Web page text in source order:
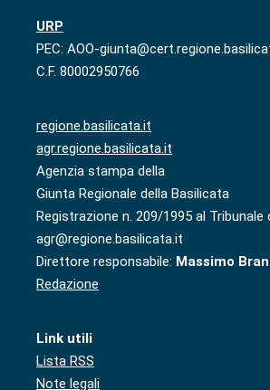
URP
PEC: AOO-
C.F. 80002950766
regione.basilicata.it
agr.regione.basilicata.it
Agenzia stampa della
Giunta Regionale della Basilicata
Registrazione n. 209/1995 al Tribunale
agr@regione.basilicata.it
Direttore responsabile: Massimo
Redazione
Link utili
Lista RSS
Note legali